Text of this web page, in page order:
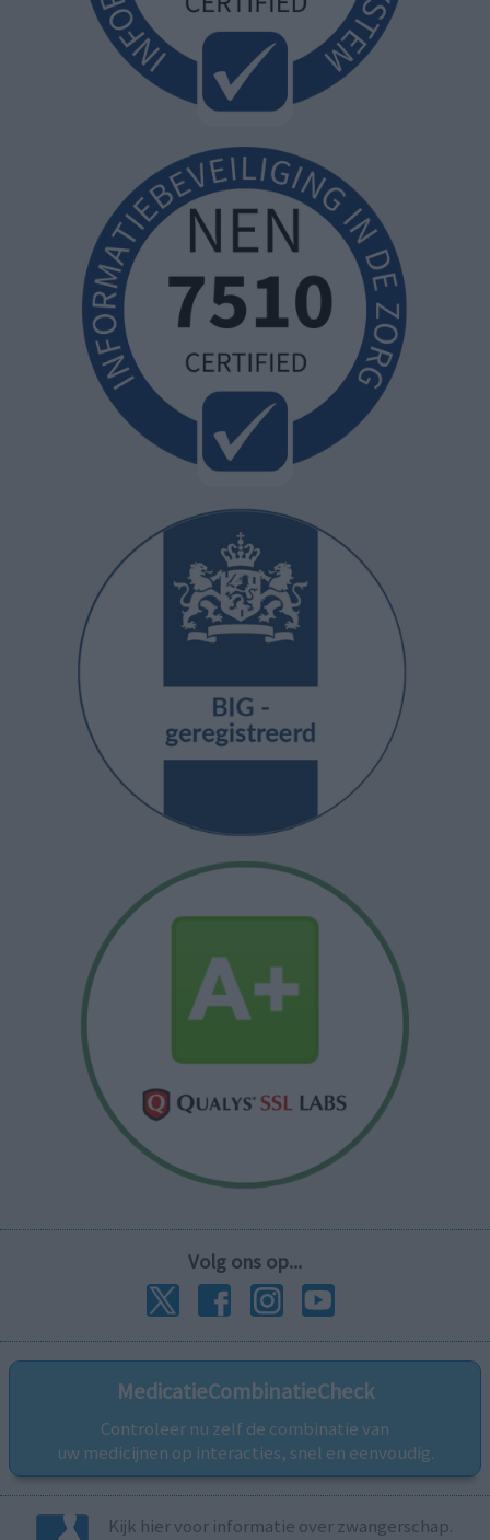
Volg ons op...
MedicatieCombinatieCheck
Controleer nu zelf de combinatie van
uw medicijnen op interacties, snel en eenvoudig.
Kijk hier voor informatie over zwangerschap.